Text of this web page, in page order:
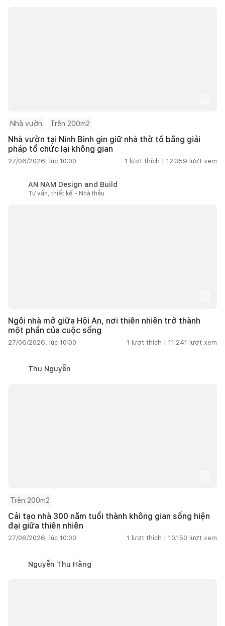
Nhà vườn Trên 200m2
Nhà vườn tại Ninh Bình gìn giữ nhà thờ tổ bằng giải
pháp tổ chức lại không gian
27/06/2026, lúc 10:00 1 lượt thích | 12.359 lượt xem
AN NAM Design and Build
Tư vấn, thiết kế - Nhà thầu
Ngôi nhà mở giữa Hội An, nơi thiên nhiên trở thành
một phần của cuộc sống
27/06/2026, lúc 10:00 1 lượt thích | 11.241 lượt xem
Thu Nguyễn
Trên 200m2
Cải tạo nhà 300 năm tuổi thành không gian sống hiện
đại giữa thiên nhiên
27/06/2026, lúc 10:00 1 lượt thích | 10.150 lượt xem
Nguyễn Thu Hằng